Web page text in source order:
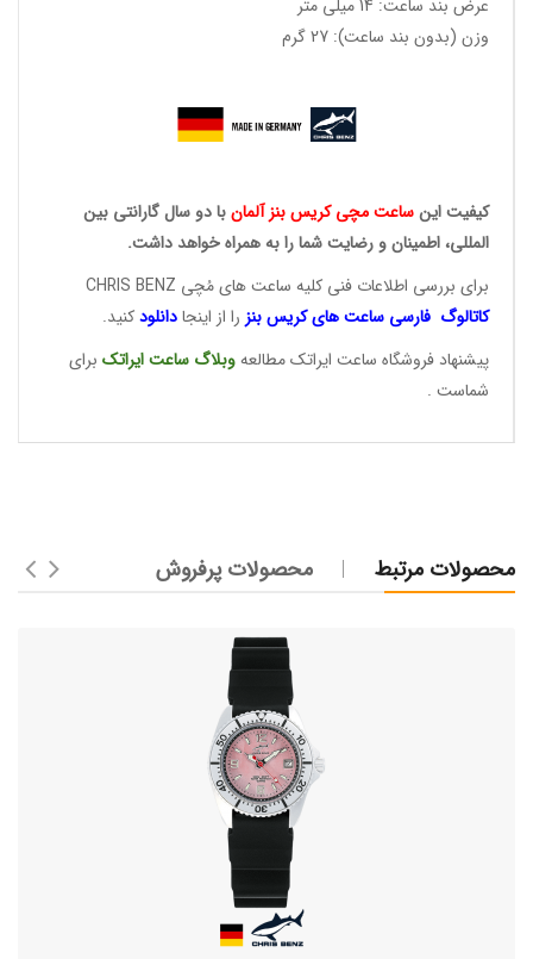
عرض بند ساعت: 14 میلی متر
وزن (بدون بند ساعت): 27 گرم
کیفیت اینساعت مچی کریسبنز آلمانبا دو سال گارانتی بین
المللی، اطمینان و رضایت شما را به همراه خواهد داشت.
برای بررسی اطلاعات فنی کلیه ساعت های مُچی CHRIS BENZ
کاتالوگ فارسی ساعت هایکریس بنز را از اینجادانلودکنید.
پیشنهاد فروشگاه ساعت ایراتک مطالعهوبلاگ ساعتایراتک برای
شماست .
محصولات مرتبط محصولات پرفروش